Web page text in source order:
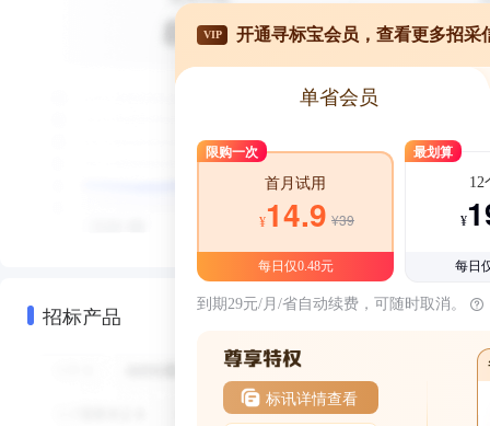
招标产品
VIP 开通寻标宝会员，查看更多招采
单省会员
限购一次
首月试用
¥14.9 ¥39
每日仅0.48元
最划算
12
¥
每日
到期29元/月/省自动续费，可随时取消。
标讯详情查看